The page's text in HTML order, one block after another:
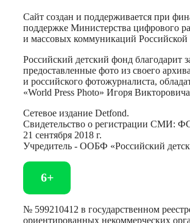
Сайт создан и поддерживается при
поддержке Министерства цифрового
и массовых коммуникаций
Российский детский фонд благодарит
предоставленные фото из своего
и российского фотожурналиста,
«World Press Photo» Игоря
Сетевое издание Detfond.
Свидетельство о регистрации СМИ:
21 сентября 2018 г.
Учредитель - ООБФ «Российский
6+
№ 599210412 в государственном
ориентированных некоммерческих